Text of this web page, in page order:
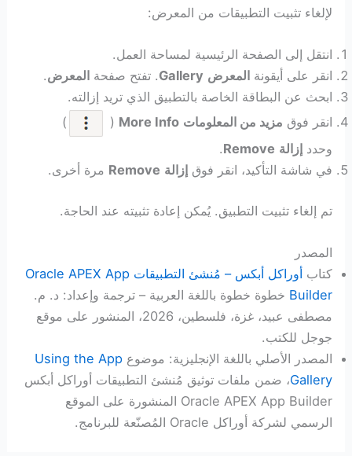
لإلغاء تثبيت التطبيقات من المعرض:
انتقل إلى الصفحة الرئيسية لمساحة العمل.
انقر على أيقونةالمعرض Gallery. تفتح صفحةالمعرض.
ابحث عن البطاقة الخاصة بالتطبيق الذي تريد إزالته.
انقر فوق مزيد من المعلومات More Info
(
)
وحددإزالة Remove
.
في شاشة التأكيد، انقر فوقإزالة Remove مرة أخرى.
تم إلغاء تثبيت التطبيق. يُمكن إعادة تثبيته عند الحاجة.
المصدر
كتاب
أوراكل أبكس – مُنشئ التطبيقات Oracle APEX App
Builder خطوة خطوة باللغة العربية – ترجمة وإعداد: د. م.
مصطفى عبيد، غزة، فلسطين، 2026، المنشور على موقع
جوجل للكتب.
المصدر الأصلي باللغة الإنجليزية: موضوعUsing the App
Gallery، ضمن ملفات توثيق مُنشئ التطبيقات أوراكل أبكس
Oracle APEX App Builder المنشورة على الموقع
الرسمي لشركة أوراكل Oracle المُصنّعة للبرنامج.